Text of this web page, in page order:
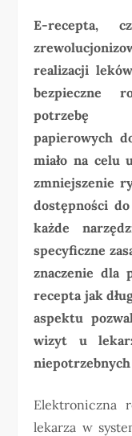
E-recepta,
realizacji
bezpieczne
potrzebę
papierowych
miało na celu
zmniejszenie
dostępności
każde
specyficzne
znaczenie dla
recepta jak
aspektu
wizyt u
Elektroniczna
lekarza w